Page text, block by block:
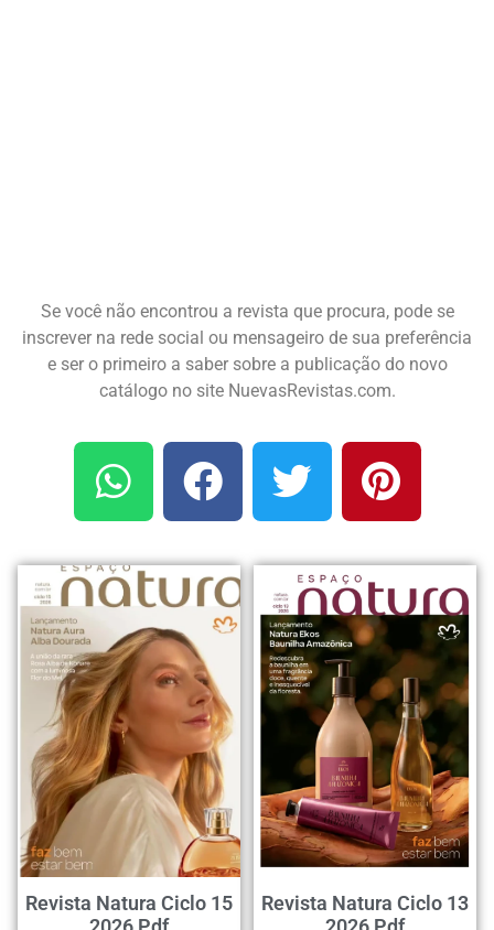
Se você não encontrou a revista que procura, pode se
inscrever na rede social ou mensageiro de sua preferência
e ser o primeiro a saber sobre a publicação do novo
catálogo no site NuevasRevistas.com.
Revista Natura Ciclo 15
Revista Natura Ciclo 13